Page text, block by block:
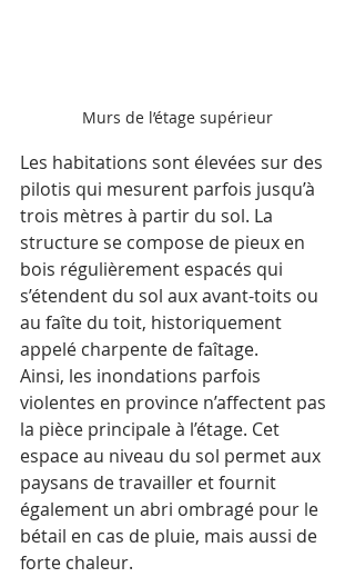
Murs de l’étage supérieur
Les habitations sont élevées sur des
pilotis qui mesurent parfois jusqu’à
trois mètres à partir du sol. La
structure se compose de pieux en
bois régulièrement espacés qui
s’étendent du sol aux avant-toits ou
au faîte du toit, historiquement
appelé charpente de faîtage.
Ainsi, les inondations parfois
violentes en province n’affectent pas
la pièce principale à l’étage. Cet
espace au niveau du sol permet aux
paysans de travailler et fournit
également un abri ombragé pour le
bétail en cas de pluie, mais aussi de
forte chaleur.